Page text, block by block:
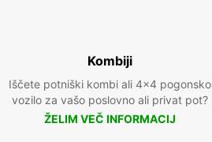
Kombiji
Iščete potniški kombi ali 4x4 pogonsko
vozilo za vašo poslovno ali privat pot?
ŽELIM VEČ INFORMACIJ